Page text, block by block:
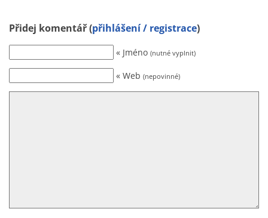
Přidej komentář (přihlášení / registrace)
« Jméno (nutné vyplnit)
« Web (nepovinné)